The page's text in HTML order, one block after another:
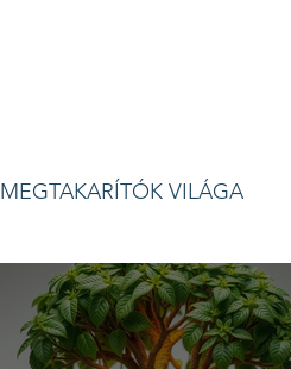
MEGTAKARÍTÓK VILÁGA